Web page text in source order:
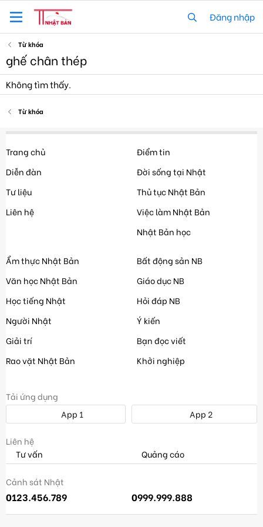
Đăng nhập
Từ khóa
ghế chân thép
Không tìm thấy.
Từ khóa
Trang chủ
Diễn đàn
Tư liệu
Liên hệ
Điểm tin
Đời sống tại Nhật
Thủ tục Nhật Bản
Việc làm Nhật Bản
Nhật Bản học
Ẩm thực Nhật Bản
Văn học Nhật Bản
Học tiếng Nhật
Người Nhật
Giải trí
Rao vặt Nhật Bản
Bất động sản NB
Giáo dục NB
Hỏi đáp NB
Ý kiến
Bạn đọc viết
Khởi nghiệp
Tải ứng dụng
App 1
App 2
Liên hệ
Tư vấn
Quảng cáo
Cảnh sát Nhật
0123.456.789 0999.999.888